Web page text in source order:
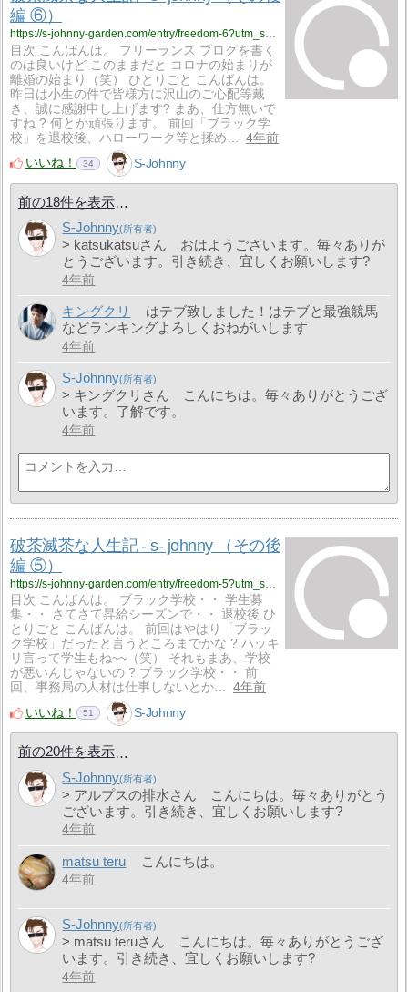
編 ⑥）
https://s-johnny-garden.com/entry/freedom-6?utm_source=feed
目次 こんばんは。 フリーランス ブログを書く
のは良いけど このままだと コロナの始まりが
離婚の始まり（笑） ひとりごと こんばんは。
昨日は小生の件で皆様方に沢山のご心配等戴
き、誠に感謝申し上げます? まあ、仕方無いで
すね ? 何とか頑張ります。 前回「ブラック学
校」を退校後、ハローワーク等と揉め…
4年前
いいね！
34 S-Johnny
前の18件を表示
S-Johnny
> katsukatsuさん おはようございます。毎々ありが
とうございます。引き続き、宜しくお願いします?
4年前
キングクリ
はテブ致しました！はテブと最強競馬
などランキングよろしくおねがいします
4年前
S-Johnny
> キングクリさん こんにちは。毎々ありがとうござ
います。了解です。
4年前
破茶滅茶な人生記 - s- johnny （その後
編 ⑤）
https://s-johnny-garden.com/entry/freedom-5?utm_source=feed
目次 こんばんは。 ブラック学校・・ 学生募
集・・ さてさて昇給シーズンで・・ 退校後 ひ
とりごと こんばんは。 前回はやはり「ブラッ
ク学校」だったと言うところまでかな ? ハッキ
リ言って学生もね~~（笑） それもまあ、学校
が悪いんじゃないの ? ブラック学校・・ 前
回、事務局の人材は仕事しないとか…
4年前
いいね！
51 S-Johnny
前の20件を表示
S-Johnny
> アルプスの排水さん こんにちは。毎々ありがとう
ございます。引き続き、宜しくお願いします?
4年前
matsu teru こんにちは。
4年前
S-Johnny
> matsu teruさん こんにちは。毎々ありがとうござ
います。引き続き、宜しくお願いします?
4年前